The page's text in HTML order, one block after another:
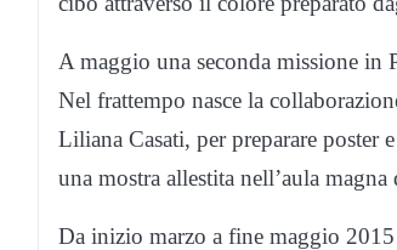
A maggio una seconda missione
Nel frattempo nasce la
Liliana Casati, per preparare poster
una mostra allestita nell’aula magna
Da inizio marzo a fine maggio